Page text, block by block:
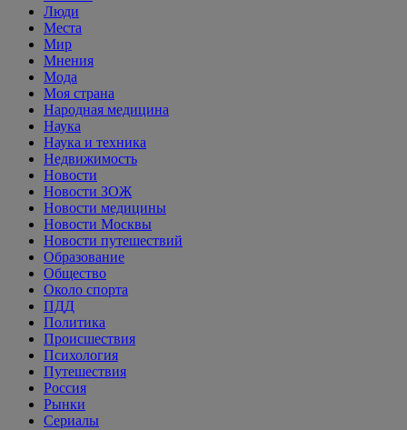
Люди
Места
Мир
Мнения
Мода
Моя страна
Народная медицина
Наука
Наука и техника
Недвижимость
Новости
Новости ЗОЖ
Новости медицины
Новости Москвы
Новости путешествий
Образование
Общество
Около спорта
ПДД
Политика
Происшествия
Психология
Путешествия
Россия
Рынки
Сериалы